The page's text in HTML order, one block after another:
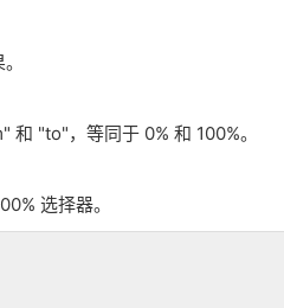
"to"，等同于 0% 和 100%。
选择器。